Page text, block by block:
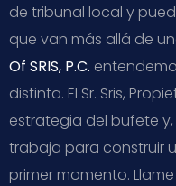
de tribunal local y
que van más allá de
Of SRIS, P.C.
distinta. El Sr. Sris,
estrategia del bufete
trabaja para construir
primer momento.